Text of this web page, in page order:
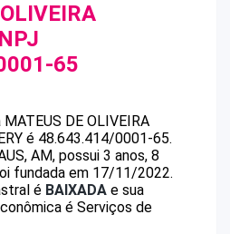
65
MATEUS DE OLIVEIRA
é 48.643.414/0001-65.
AM, possui 3 anos, 8
fundada em 17/11/2022.
é BAIXADA e sua
é Serviços de